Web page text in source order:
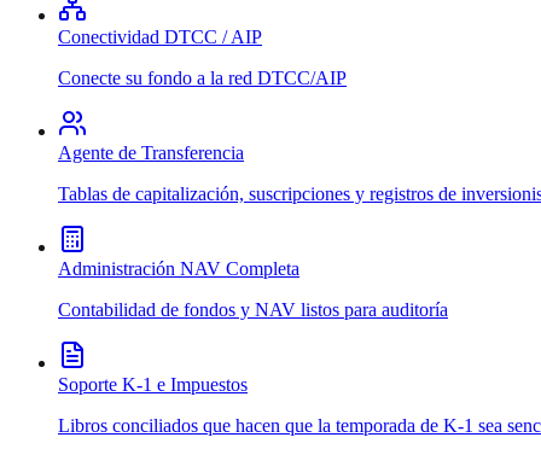
Conectividad DTCC / AIP
Conecte su fondo a la red DTCC/AIP
Agente de Transferencia
Tablas de capitalización, suscripciones y registros de
Administración NAV Completa
Contabilidad de fondos y NAV listos para auditoría
Soporte K-1 e Impuestos
Libros conciliados que hacen que la temporada de K-1 sea